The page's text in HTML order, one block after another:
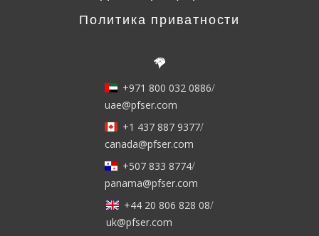
Политика приватности
+971 800 032 0886/
uae@pfser.com
+1 437 887 9377/
canada@pfser.com
+507 833 8774/
panama@pfser.com
+44 20 806 828 08/
uk@pfser.com